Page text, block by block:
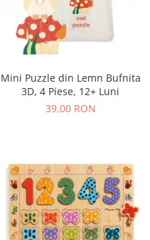
Mini Puzzle din Lemn Bufnita
3D, 4 Piese, 12+ Luni
39,00 RON